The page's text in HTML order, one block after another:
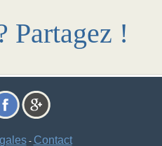
Partagez !
- Contact